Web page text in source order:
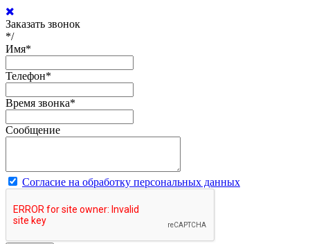
Заказать звонок
*/
Имя*
Телефон*
Время звонка*
Сообщение
Согласие на обработку персональных данных